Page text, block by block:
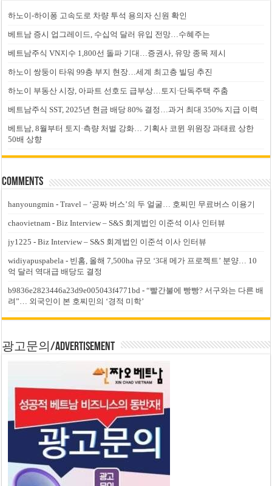
하노이-하이퐁 고속도로 차량 투석 용의자 신원 확인
베트남 증시 업그레이드, 수십억 달러 유입 전망…수혜주는
베트남주식 VN지수 1,800선 돌파 기대…증권사, 유망 종목 제시
하노이 쌍둥이 타워 99층 부지 현장…세계 최고층 빌딩 추진
하노이 부동산 시장, 아파트 선호도 급부상…토지·단독주택 주춤
베트남주식 SST, 2025년 현금 배당 80% 결정…과거 최대 350% 지급 이력
베트남, 8월부터 토지·측량 처벌 강화… 기획사 코뮌 위원장 과태료 상한
50배 상향
Comments
hanyoungmin -Travel – ‘공짜 버스’의 두 얼굴… 호찌민 무료버스 이용기
chaovietnam -Biz Interview – S&S 회계법인 이준석 이사 인터뷰
jy1225 -Biz Interview – S&S 회계법인 이준석 이사 인터뷰
widiyapuspabela - 빈홈, 올해 7,500ha 규모 ‘3대 메가 프로젝트’ 분양… 10
억 달러 역대급 배당도 결정
b9836e2823446a23d9e005043f4771bd -“빨간불에 빵빵? 서구와는 다른 배
려”… 외국인이 본 호찌민의 ‘경적 미학’
광고문의/Advertisement